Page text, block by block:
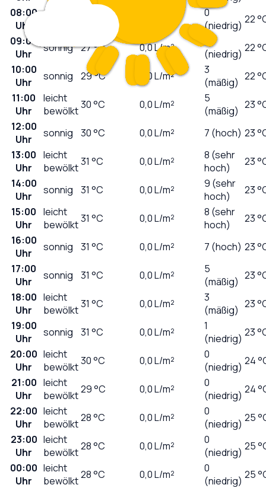
08:00
Uhr
0
(niedrig) 22
09:00
Uhr
sonnig 27°C 0,0L/m²
(niedrig) 22
10:00
Uhr
sonnig 29°C 0,0L/m²
3
(mäßig) 22
11:00
Uhr
leicht
bewölkt30°C 0,0L/m²
5
(mäßig) 23
12:00
Uhr
sonnig 30°C 0,0L/m² 7 (hoch) 23
13:00
Uhr
leicht
bewölkt31 °C 0,0L/m²
8 (sehr
hoch)
23
14:00
Uhr
sonnig 31 °C 0,0L/m²
9 (sehr
hoch)
23
15:00
Uhr
leicht
bewölkt31 °C 0,0L/m²
8 (sehr
hoch)
23
16:00
Uhr
sonnig 31 °C 0,0L/m² 7 (hoch) 23
17:00
Uhr
sonnig 31 °C 0,0L/m²
5
(mäßig) 23
18:00
Uhr
leicht
bewölkt31 °C 0,0L/m²
3
(mäßig) 23
19:00
Uhr
sonnig 31 °C 0,0L/m²
1
(niedrig) 23
20:00
Uhr
leicht
bewölkt30°C 0,0L/m²
0
(niedrig) 24
21:00
Uhr
leicht
bewölkt29°C 0,0L/m²
0
(niedrig) 24
22:00
Uhr
leicht
bewölkt28°C 0,0L/m²
0
(niedrig) 25
23:00
Uhr
leicht
bewölkt28°C 0,0L/m²
0
(niedrig) 25
00:00
Uhr
leicht
bewölkt28°C 0,0L/m²
0
(niedrig) 25